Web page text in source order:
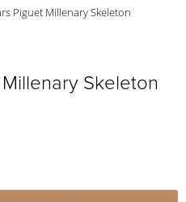
Piguet Millenary Skeleton
Skeleton